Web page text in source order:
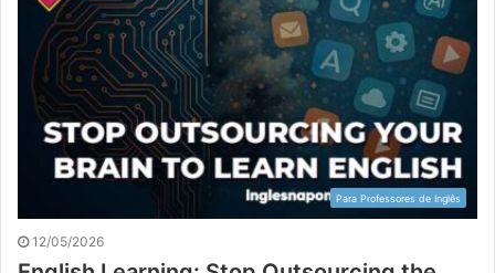
Para Professores de Inglês
12/05/2026